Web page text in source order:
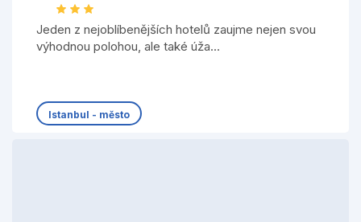
Jeden z nejoblíbenějších hotelů zaujme nejen svou
výhodnou polohou, ale také úža...
Istanbul - město